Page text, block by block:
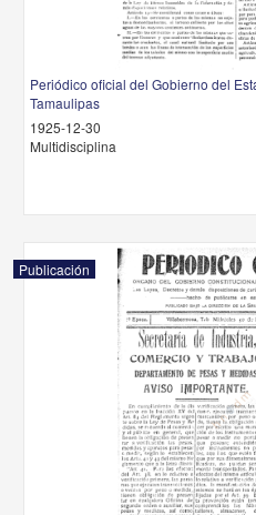
Periódico oficial del Gobierno del
Tamaulipas
1925-12-30
Multidisciplina
Publicación